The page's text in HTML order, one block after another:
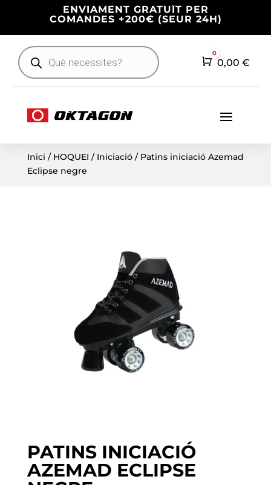
ENVIAMENT GRATUÏT PER
COMANDES +200€ (SEUR 24H)
Products
search Cart
0
0,00 €
Inici / HOQUEI / Iniciació/ Patins iniciació Azemad
Eclipse negre
PATINS INICIACIÓ
AZEMAD ECLIPSE